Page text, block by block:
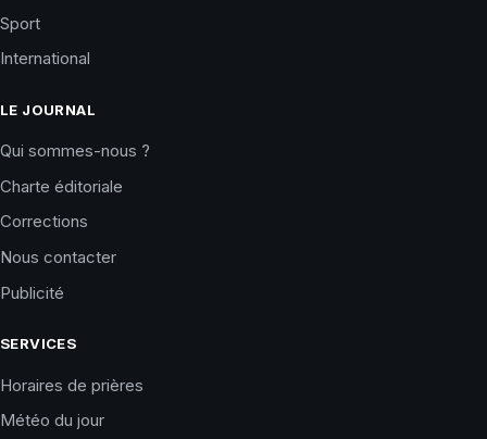
Sport
International
LE JOURNAL
Qui sommes-nous ?
Charte éditoriale
Corrections
Nous contacter
Publicité
SERVICES
Horaires de prières
Météo du jour